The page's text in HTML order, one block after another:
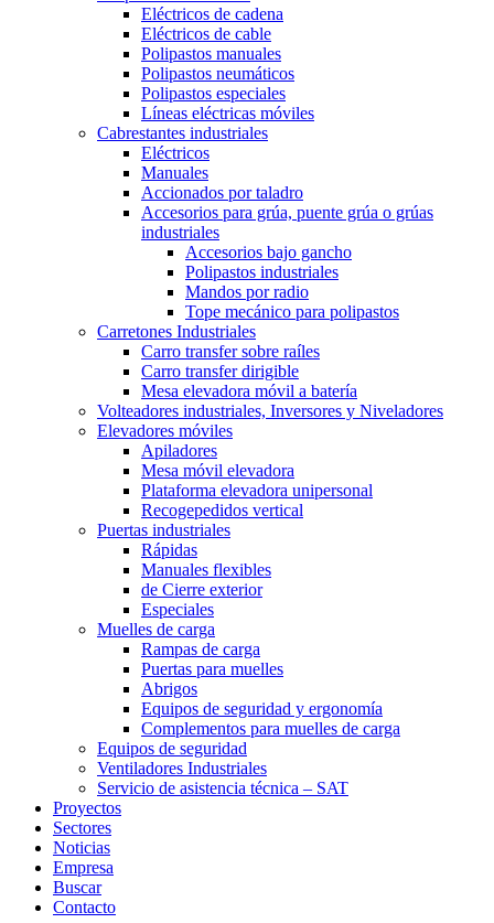
Eléctricos de cadena
Eléctricos de cable
Polipastos manuales
Polipastos neumáticos
Polipastos especiales
Líneas eléctricas móviles
Cabrestantes industriales
Eléctricos
Manuales
Accionados por taladro
Accesorios para grúa, puente grúa o grúas
industriales
Accesorios bajo gancho
Polipastos industriales
Mandos por radio
Tope mecánico para polipastos
Carretones Industriales
Carro transfer sobre raíles
Carro transfer dirigible
Mesa elevadora móvil a batería
Volteadores industriales, Inversores y Niveladores
Elevadores móviles
Apiladores
Mesa móvil elevadora
Plataforma elevadora unipersonal
Recogepedidos vertical
Puertas industriales
Rápidas
Manuales flexibles
de Cierre exterior
Especiales
Muelles de carga
Rampas de carga
Puertas para muelles
Abrigos
Equipos de seguridad y ergonomía
Complementos para muelles de carga
Equipos de seguridad
Ventiladores Industriales
Servicio de asistencia técnica – SAT
Proyectos
Sectores
Noticias
Empresa
Buscar
Contacto